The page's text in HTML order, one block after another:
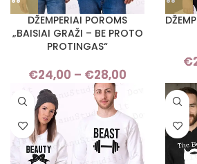
DŽEMPERIAI POROMS
„BAISIAI GRAŽI – BE PROTO
PROTINGAS“
€24,00 – €28,00
range:
through
€28,00
€